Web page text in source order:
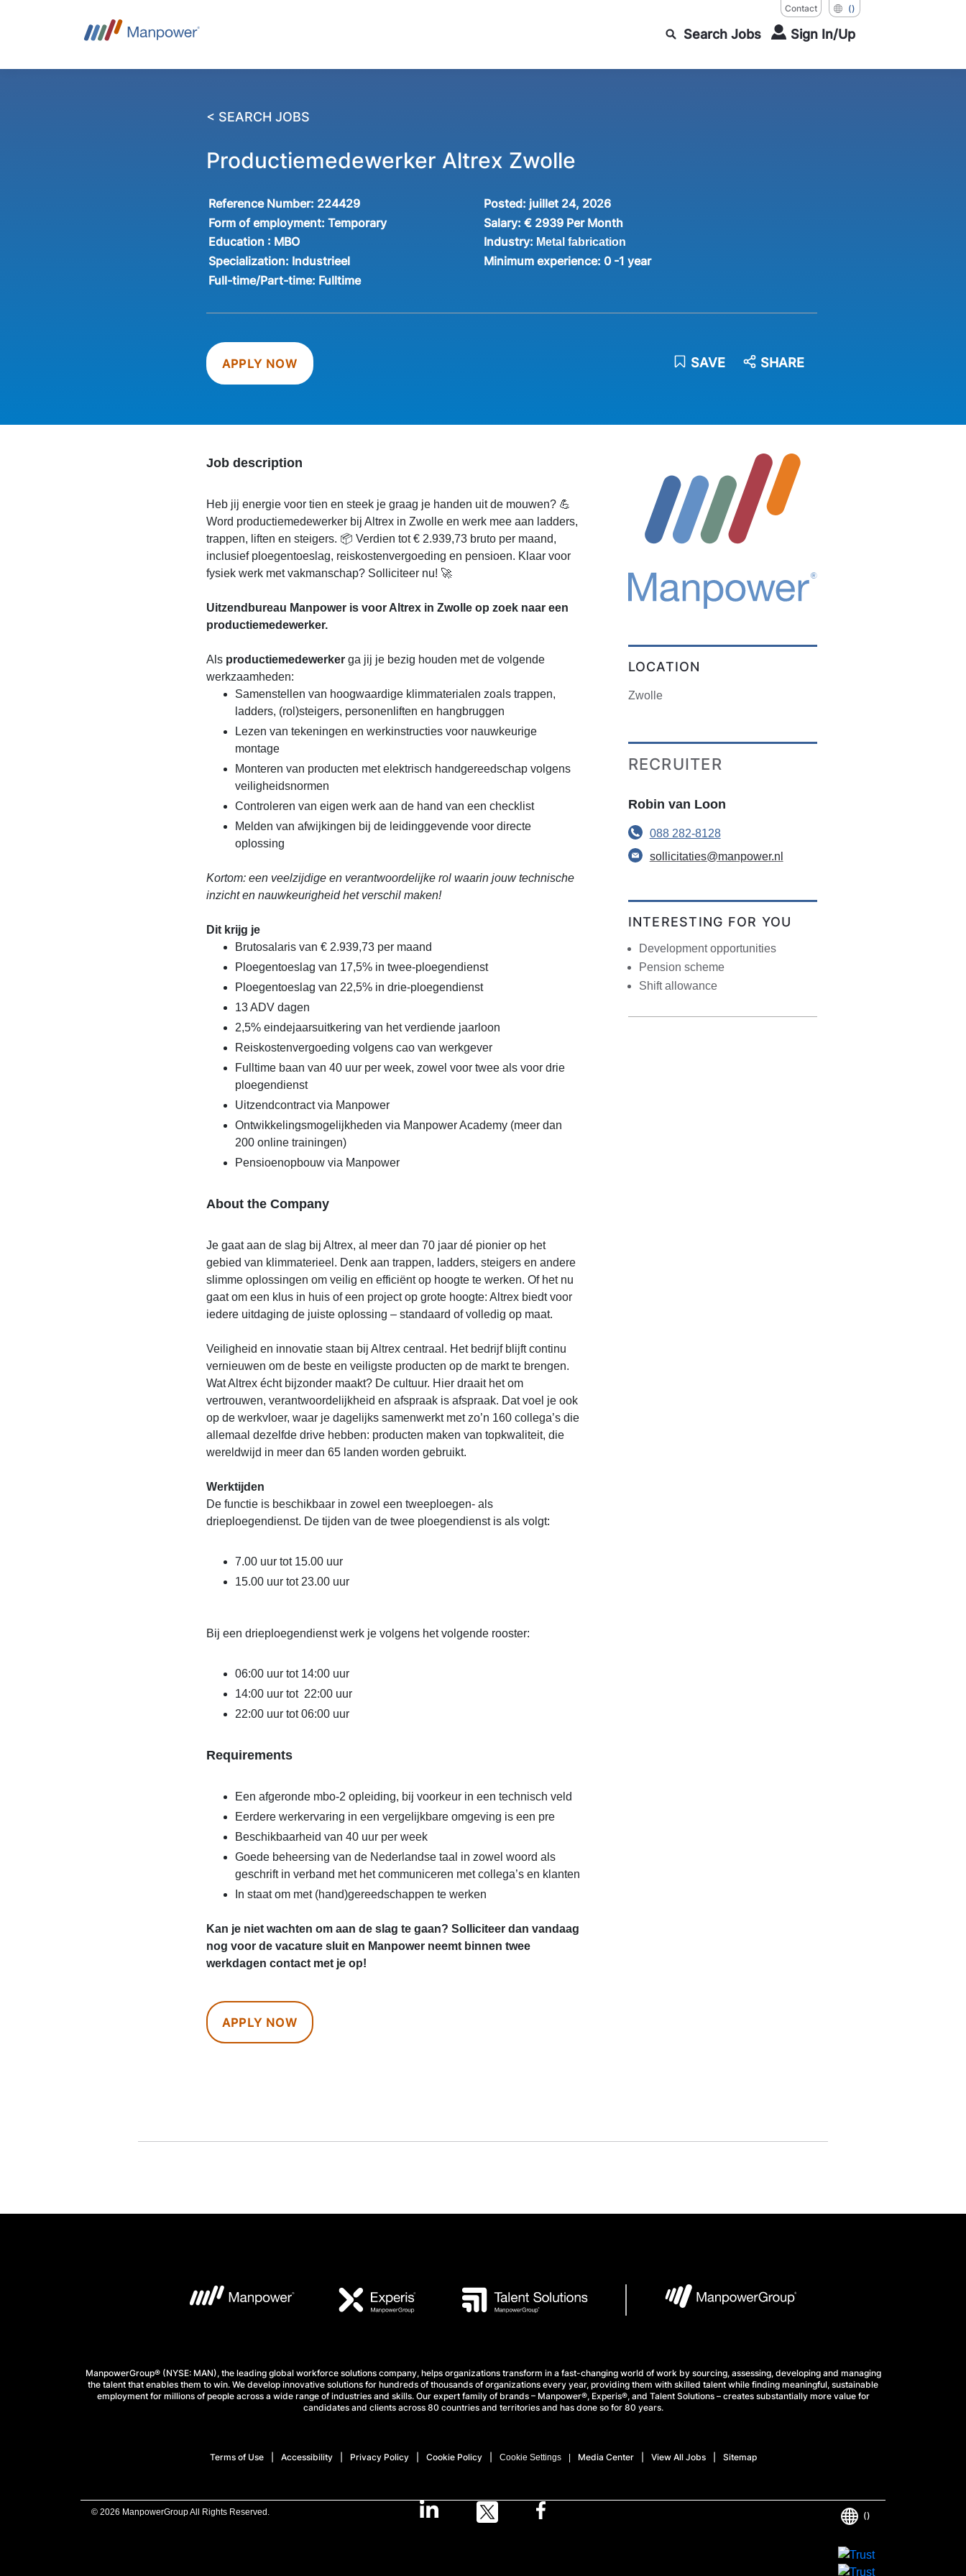
Contact ()
Search Jobs Sign In/Up
< SEARCH JOBS
Productiemedewerker Altrex Zwolle
Reference Number: 224429 Posted: juillet 24, 2026
Form of employment:Temporary Salary: € 2939 Per Month
Education : MBO Industry: Metal fabrication
Specialization: Industrieel Minimum experience: 0 -1 year
Full-time/Part-time: Fulltime
APPLY NOW SAVE SHARE
Job description
Heb jij energie voor tien en steek je graag je handen uit de mouwen? 💪
Word productiemedewerker bij Altrex in Zwolle en werk mee aan ladders,
trappen, liften en steigers. 📦 Verdien tot € 2.939,73 bruto per maand,
inclusief ploegentoeslag, reiskostenvergoeding en pensioen. Klaar voor
fysiek werk met vakmanschap? Solliciteer nu! 🚀
Uitzendbureau Manpower is voor Altrex in Zwolle op zoek naar een
productiemedewerker.
Als productiemedewerkerga jij je bezig houden met de volgende
werkzaamheden:
Samenstellen van hoogwaardige klimmaterialen zoals trappen,
ladders, (rol)steigers, personenliften en hangbruggen
Lezen van tekeningen en werkinstructies voor nauwkeurige
montage
Monteren van producten met elektrisch handgereedschap volgens
veiligheidsnormen
Controleren van eigen werk aan de hand van een checklist
Melden van afwijkingen bij de leidinggevende voor directe
oplossing
Kortom: een veelzijdige en verantwoordelijke rol waarin jouw technische
inzicht en nauwkeurigheid het verschil maken!
Dit krijg je
Brutosalaris van € 2.939,73 per maand
Ploegentoeslag van 17,5% in twee-ploegendienst
Ploegentoeslag van 22,5% in drie-ploegendienst
13 ADV dagen
2,5% eindejaarsuitkering van het verdiende jaarloon
Reiskostenvergoeding volgens cao van werkgever
Fulltime baan van 40 uur per week, zowel voor twee als voor drie
ploegendienst
Uitzendcontract via Manpower
Ontwikkelingsmogelijkheden via Manpower Academy (meer dan
200 online trainingen)
Pensioenopbouw via Manpower
About the Company
Je gaat aan de slag bij Altrex, al meer dan 70 jaar dé pionier op het
gebied van klimmaterieel. Denk aan trappen, ladders, steigers en andere
slimme oplossingen om veilig en efficiënt op hoogte te werken. Of het nu
gaat om een klus in huis of een project op grote hoogte: Altrex biedt voor
iedere uitdaging de juiste oplossing – standaard of volledig op maat.
Veiligheid en innovatie staan bij Altrex centraal. Het bedrijf blijft continu
vernieuwen om de beste en veiligste producten op de markt te brengen.
Wat Altrex écht bijzonder maakt? De cultuur. Hier draait het om
vertrouwen, verantwoordelijkheid en afspraak is afspraak. Dat voel je ook
op de werkvloer, waar je dagelijks samenwerkt met zo’n 160 collega’s die
allemaal dezelfde drive hebben: producten maken van topkwaliteit, die
wereldwijd in meer dan 65 landen worden gebruikt.
Werktijden
De functie is beschikbaar in zowel een tweeploegen- als
drieploegendienst. De tijden van de twee ploegendienst is als volgt:
7.00 uur tot 15.00 uur
15.00 uur tot 23.00 uur
Bij een drieploegendienst werk je volgens het volgende rooster:
06:00 uur tot 14:00 uur
14:00 uur tot 22:00 uur
22:00 uur tot 06:00 uur
Requirements
Een afgeronde mbo-2 opleiding, bij voorkeur in een technisch veld
Eerdere werkervaring in een vergelijkbare omgeving is een pre
Beschikbaarheid van 40 uur per week
Goede beheersing van de Nederlandse taal in zowel woord als
geschrift in verband met het communiceren met collega’s en klanten
In staat om met (hand)gereedschappen te werken
Kan je niet wachten om aan de slag te gaan? Solliciteer dan vandaag
nog voor de vacature sluit en Manpower neemt binnen twee
werkdagen contact met je op!
APPLY NOW
LOCATION
Zwolle
RECRUITER
Robin van Loon
088 282-8128
sollicitaties@manpower.nl
INTERESTING FOR YOU
Development opportunities
Pension scheme
Shift allowance
ManpowerGroup® (NYSE: MAN), the leading global workforce solutions company, helps organizations transform in a fast-changing world of work by sourcing, assessing, developing and managing
the talent that enables them to win. We develop innovative solutions for hundreds of thousands of organizations every year, providing them with skilled talent while finding meaningful, sustainable
employment for millions of people across a wide range of industries and skills. Our expert family of brands – Manpower®, Experis®, and Talent Solutions – creates substantially more value for
candidates and clients across 80 countries and territories and has done so for 80 years.
Terms of Use Accessibility Privacy Policy Cookie Policy Cookie Settings Media Center View All Jobs Sitemap
© 2026 ManpowerGroup All Rights Reserved. ()